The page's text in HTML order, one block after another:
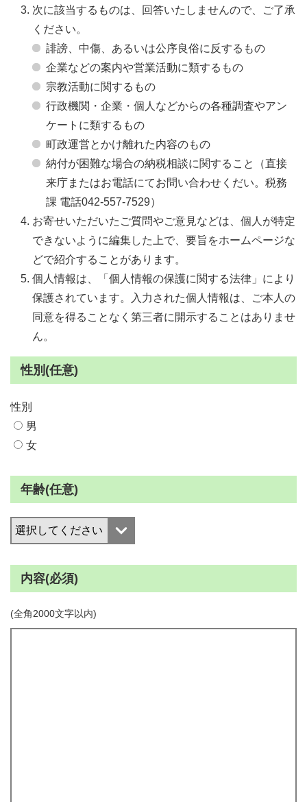
次に該当するものは、回答いたしませんので、ご了承
ください。
誹謗、中傷、あるいは公序良俗に反するもの
企業などの案内や営業活動に類するもの
宗教活動に関するもの
行政機関・企業・個人などからの各種調査やアン
ケートに類するもの
町政運営とかけ離れた内容のもの
納付が困難な場合の納税相談に関すること（直接
来庁またはお電話にてお問い合わせくだい。税務
課 電話042-557-7529）
お寄せいただいたご質問やご意見などは、個人が特定
できないように編集した上で、要旨をホームページな
どで紹介することがあります。
個人情報は、「個人情報の保護に関する法律」により
保護されています。入力された個人情報は、ご本人の
同意を得ることなく第三者に開示することはありませ
ん。
性別(任意)
性別
男
女
年齢(任意)
内容(必須)
(全角2000文字以内)